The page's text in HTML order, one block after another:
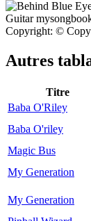
Copyright: ©
Autres
Titre
Baba O'Riley
Baba O'riley
Magic Bus
My Generation
My Generation